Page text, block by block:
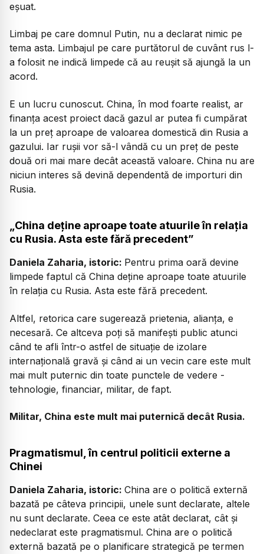
eșuat.
Limbaj pe care domnul Putin, nu a declarat nimic pe
tema asta. Limbajul pe care purtătorul de cuvânt rus l-
a folosit ne indică limpede că au reușit să ajungă la un
acord.
E un lucru cunoscut. China, în mod foarte realist, ar
finanța acest proiect dacă gazul ar putea fi cumpărat
la un preț aproape de valoarea domestică din Rusia a
gazului. Iar rușii vor să-l vândă cu un preț de peste
două ori mai mare decât această valoare. China nu are
niciun interes să devină dependentă de importuri din
Rusia.
„China deține aproape toate atuurile în relația
cu Rusia. Asta este fără precedent”
Daniela Zaharia, istoric: Pentru prima oară devine
limpede faptul că China deține aproape toate atuurile
în relația cu Rusia. Asta este fără precedent.
Altfel, retorica care sugerează prietenia, alianța, e
necesară. Ce altceva poți să manifești public atunci
când te afli într-o astfel de situație de izolare
internațională gravă și când ai un vecin care este mult
mai mult puternic din toate punctele de vedere -
tehnologie, financiar, militar, de fapt.
Militar, China este mult mai puternică decât Rusia.
Pragmatismul, în centrul politicii externe a
Chinei
Daniela Zaharia, istoric: China are o politică externă
bazată pe câteva principii, unele sunt declarate, altele
nu sunt declarate. Ceea ce este atât declarat, cât și
nedeclarat este pragmatismul. China are o politică
externă bazată pe o planificare strategică pe termen